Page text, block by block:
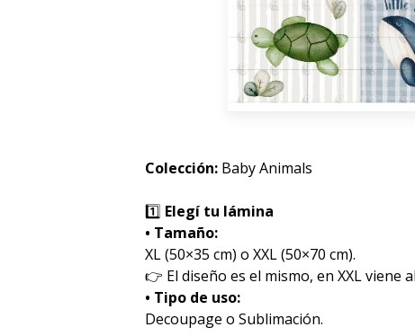
Colección: Baby Animals
1️⃣ Elegí tu lámina
• Tamaño:
XL (50×35 cm) o XXL (50×70 cm).
👉 El diseño es el mismo, en XXL viene
• Tipo de uso:
Decoupage o Sublimación.